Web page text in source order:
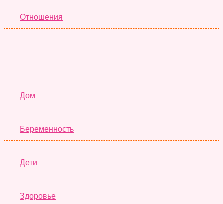
Отношения
Дом
Беременность
Дети
Здоровье